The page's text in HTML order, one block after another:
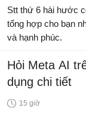
Stt thứ 6 hài hước
tổng hợp cho bạn
và hạnh phúc.
Hỏi Meta AI
dụng chi tiết
15 giờ